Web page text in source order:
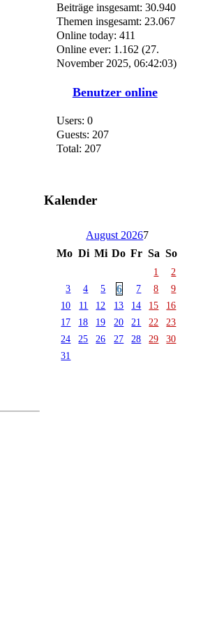
Beiträge insgesamt: 30.940
Themen insgesamt: 23.067
Online today: 411
Online ever: 1.162 (27.
November 2025, 06:42:03)
Benutzer online
Users: 0
Guests: 207
Total: 207
Kalender
August 20267
Mo Di Mi Do Fr Sa So
1
2
3
4 5 6 7 8
9
10
11 12 13 14 15
16
17
18 19 20 21 22
23
24
25 26 27 28 29
30
31